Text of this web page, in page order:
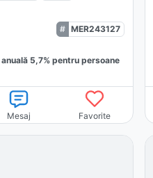
MER243127
anuală 5,7% pentru persoane
Mesaj Favorite